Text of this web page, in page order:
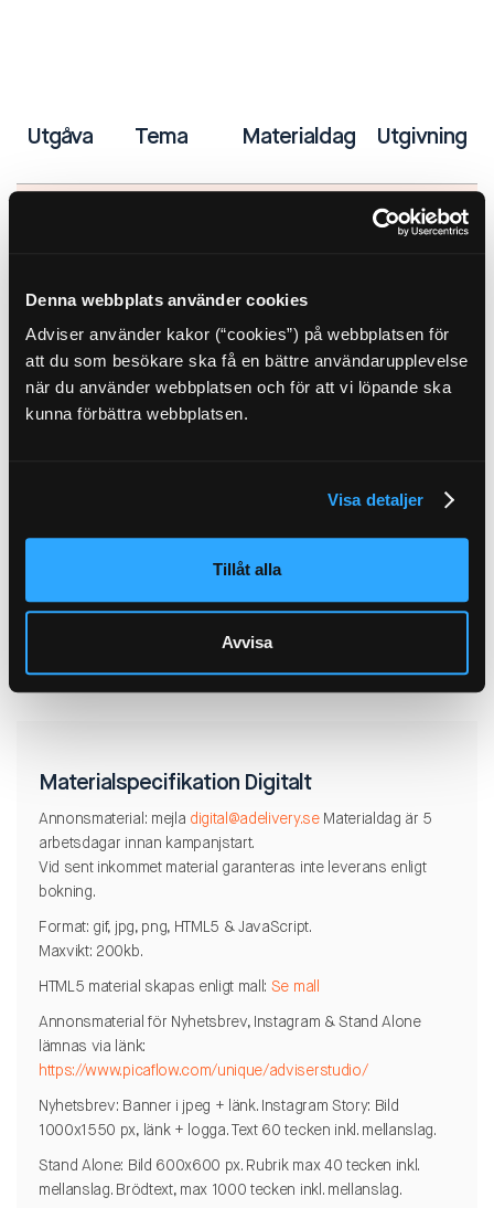
Denna webbplats använder cookies
Adviser använder kakor (“cookies”) på webbplatsen för
att du som besökare ska få en bättre användarupplevelse
när du använder webbplatsen och för att vi löpande ska
kunna förbättra webbplatsen.
Visa detaljer
Tillåt alla
Avvisa
Utgåva Tema Materialdag Utgivning
Information om utgåvor och datum kommer inom kort.
Materialspecifikation Print
Annonsmaterial för print ska levereras som PDF. Bilder och
möjligt i tryck. Utfall om 3 mm ska läggas runt
Lämna din annons via den länk som kommer med din
print@adelivery.se
Materialspecifikation Digitalt
Annonsmaterial: mejla digital@adelivery.seMaterialdag är 5
arbetsdagar innan kampanjstart.
Vid sent inkommet material garanteras inte leverans enligt
bokning.
Format: gif, jpg, png, HTML5 & JavaScript.
Maxvikt: 200kb.
HTML5 material skapas enligt mall: Se mall
Annonsmaterial för Nyhetsbrev, Instagram & Stand Alone
lämnas via länk:
https://www.picaflow.com/unique/adviserstudio/
Nyhetsbrev: Banner i jpeg + länk. Instagram Story: Bild
1000x1550 px, länk + logga. Text 60 tecken inkl. mellanslag.
Stand Alone: Bild 600x600 px. Rubrik max 40 tecken inkl.
mellanslag. Brödtext, max 1000 tecken inkl. mellanslag.